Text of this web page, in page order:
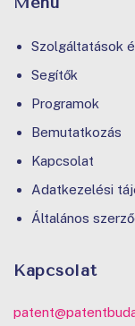
Szolgáltatások
Segítők
Programok
Bemutatkozás
Kapcsolat
Adatkezelési
Általános
Kapcsolat